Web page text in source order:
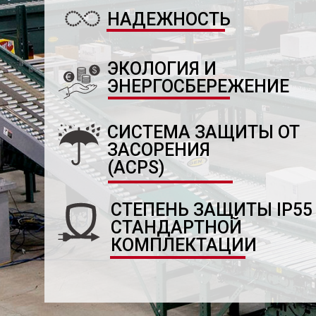
НАДЕЖНОСТЬ
СТЕПЕНЬ ЗАЩИТЫ IP55
СТАНДАРТНОЙ
КОМПЛЕКТАЦИИ
СИСТЕМА ЗАЩИТЫ ОТ
ЗАСОРЕНИЯ
(ACPS)
ЭКОЛОГИЯ И
ЭНЕРГОСБЕРЕЖЕНИЕ